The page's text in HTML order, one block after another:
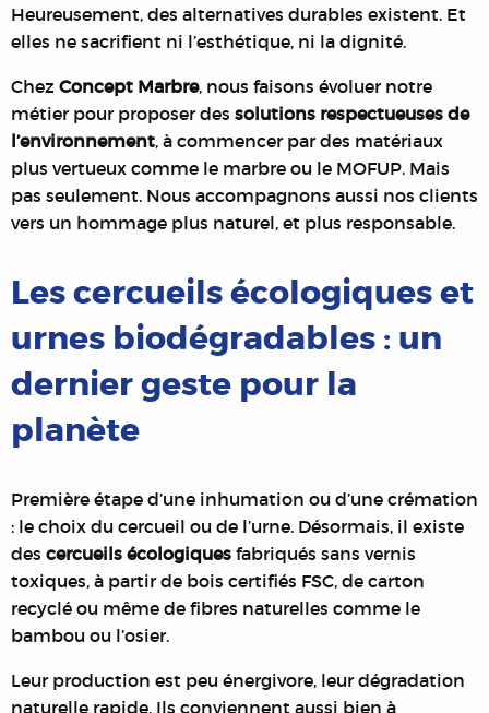
Heureusement, des alternatives durables existent. Et
elles ne sacrifient ni l’esthétique, ni la dignité.
Chez Concept Marbre, nous faisons évoluer notre
métier pour proposer des solutions respectueuses de
l’environnement, à commencer par des matériaux
plus vertueux comme le marbre ou le MOFUP. Mais
pas seulement. Nous accompagnons aussi nos clients
vers un hommage plus naturel, et plus responsable.
Les cercueils écologiques et
urnes biodégradables : un
dernier geste pour la
planète
Première étape d’une inhumation ou d’une crémation
: le choix du cercueil ou de l’urne. Désormais, il existe
des cercueils écologiques fabriqués sans vernis
toxiques, à partir de bois certifiés FSC, de carton
recyclé ou même de fibres naturelles comme le
bambou ou l’osier.
Leur production est peu énergivore, leur dégradation
naturelle rapide. Ils conviennent aussi bien à